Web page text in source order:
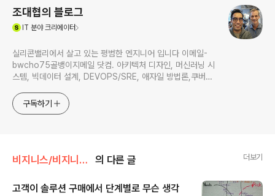
조대협의 블로그
IT 분야 크리에이터
실리콘밸리에서 살고 있는 평범한 엔지니어 입니다 이메일-
bwcho75골뱅이지메일 닷컴. 아키텍처 디자인, 머신러닝 시
스템, 빅데이터 설계, DEVOPS/SRE, 애자일 방법론,쿠버네
한 기술 멘토링과 강의 진행합니다. Linkedin :
https://www.linkedin.com/in/terrycho75/
구독하기
비지니스/비지니스와 세일즈 의 다른 글 더보기
고객이 솔루션 구매에서 단계별로 무슨 생각